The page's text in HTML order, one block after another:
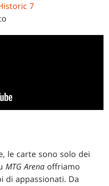
7
le carte sono solo dei
MTG Arena offriamo
di appassionati. Da